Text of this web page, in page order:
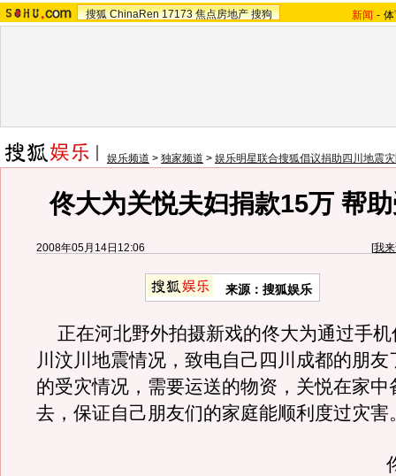
搜狐 ChinaRen 17173 焦点房地产 搜狗 新闻 -
娱乐频道 > 独家频道 > 娱乐明星联合搜狐倡议捐助四川地震
佟大为关悦夫妇捐款15万 帮
2008年05月14日12:06 [我
来源：搜狐娱乐
正在河北野外拍摄新戏的佟大为通过手机
川汶川地震情况，致电自己四川成都的朋友
的受灾情况，需要运送的物资，关悦在家中
去，保证自己朋友们的家庭能顺利度过灾害
佟